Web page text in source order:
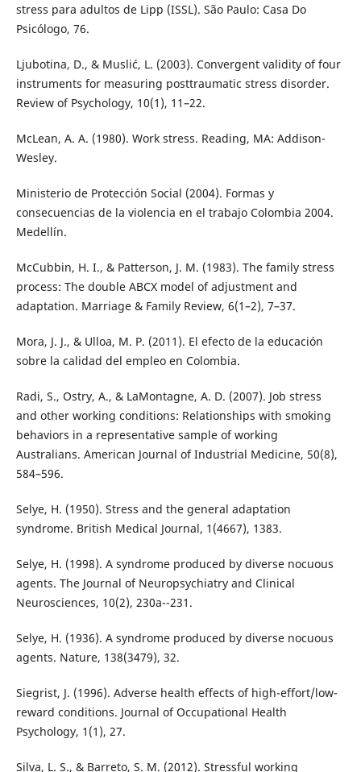
stress para adultos de Lipp (ISSL). São Paulo: Casa Do
Psicólogo, 76.
Ljubotina, D., & Muslić, L. (2003). Convergent validity of four
instruments for measuring posttraumatic stress disorder.
Review of Psychology, 10(1), 11–22.
McLean, A. A. (1980). Work stress. Reading, MA: Addison-
Wesley.
Ministerio de Protección Social (2004). Formas y
consecuencias de la violencia en el trabajo Colombia 2004.
Medellín.
McCubbin, H. I., & Patterson, J. M. (1983). The family stress
process: The double ABCX model of adjustment and
adaptation. Marriage & Family Review, 6(1–2), 7–37.
Mora, J. J., & Ulloa, M. P. (2011). El efecto de la educación
sobre la calidad del empleo en Colombia.
Radi, S., Ostry, A., & LaMontagne, A. D. (2007). Job stress
and other working conditions: Relationships with smoking
behaviors in a representative sample of working
Australians. American Journal of Industrial Medicine, 50(8),
584–596.
Selye, H. (1950). Stress and the general adaptation
syndrome. British Medical Journal, 1(4667), 1383.
Selye, H. (1998). A syndrome produced by diverse nocuous
agents. The Journal of Neuropsychiatry and Clinical
Neurosciences, 10(2), 230a--231.
Selye, H. (1936). A syndrome produced by diverse nocuous
agents. Nature, 138(3479), 32.
Siegrist, J. (1996). Adverse health effects of high-effort/low-
reward conditions. Journal of Occupational Health
Psychology, 1(1), 27.
Silva, L. S., & Barreto, S. M. (2012). Stressful working